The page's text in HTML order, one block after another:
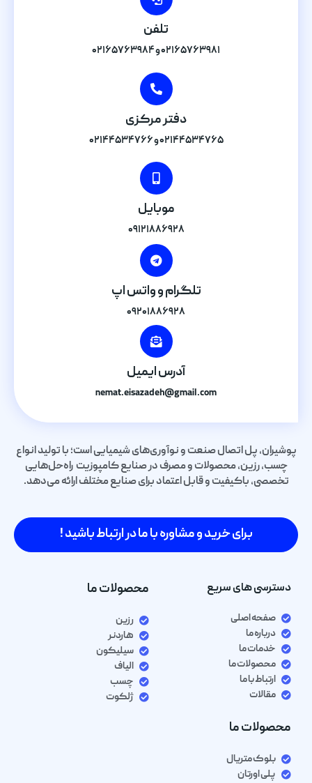
تلفن
۰۲۱۶۵۷۶۳۹۸۱ و ۰۲۱۶۵۷۶۳۹۸۴
دفتر مرکزی
۰۲۱۴۴۵۳۴۷۶۵ و ۰۲۱۴۴۵۳۴۷۶۶
موبایل
۰۹۱۲۱۸۸۶۹۲۸
تلگرام و واتس اپ
۰۹۲۰۱۸۸۶۹۲۸
آدرس ایمیل
nemat.eisazadeh@gmail.com
پوشیران، پل اتصال صنعت و نوآوری‌های شیمیایی است؛ با تولید انواع
چسب، رزین، محصولات و مصرف در صنایع کامپوزیت راه‌حل‌هایی
تخصصی، باکیفیت و قابل اعتماد برای صنایع مختلف ارائه می‌دهد.
برای خرید و مشاوره با ما در ارتباط باشید !
دسترسی های سریع
صفحه اصلی
درباره ما
خدمات ما
محصولات ما
ارتباط با ما
مقالات
محصولات ما
رزین
هاردنر
سیلیکون
الیاف
چسب
ژلکوت
محصولات ما
بلوک متریال
پلی اورتان